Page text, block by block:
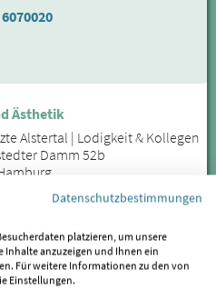
Ästhetik
Alstertal | Lodigkeit & Kollegen
Damm 52b
Datenschutzbestimmungen
platzieren, um unsere
Inhalte anzuzeigen und Ihnen ein
Für weitere Informationen zu den von
Einstellungen.